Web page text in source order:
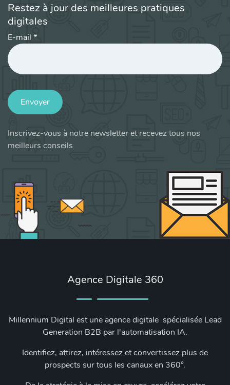
Restez à jour des meilleures pratiques
digitales
E-mail *
Envoyer
Inscrivez-vous à notre newsletter et recevez tous nos
meilleurs conseils
Agence Digitale 360
Millennium Digital est une agence digitale spécialisée Lead
Generation B2B par l'automatisation IA.
Identifiez, attirez, intéressez et convertissez plus de
prospects sur tous les canaux en 360°.